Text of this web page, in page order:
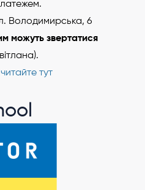
Володимирська, 6
можуть звертатися
тут